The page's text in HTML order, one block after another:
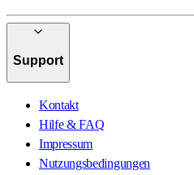
Support
Kontakt
Hilfe & FAQ
Impressum
Nutzungsbedingungen